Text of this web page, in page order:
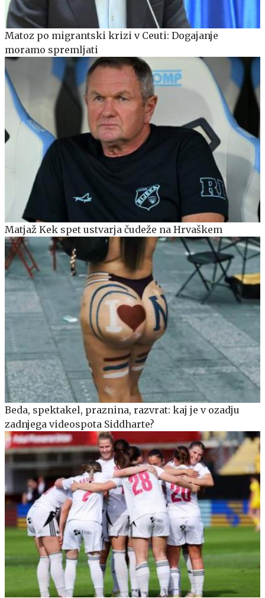
Matoz po migrantski krizi v Ceuti: Dogajanje
moramo spremljati
Matjaž Kek spet ustvarja čudeže na Hrvaškem
Beda, spektakel, praznina, razvrat: kaj je v ozadju
zadnjega videospota Siddharte?